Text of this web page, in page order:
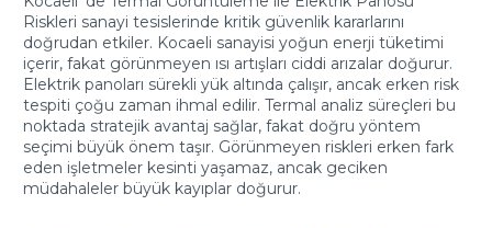
Riskleri sanayi tesislerinde kritik güvenlik kararlarını
doğrudan etkiler. Kocaeli sanayisi yoğun enerji tüketimi
içerir, fakat görünmeyen ısı artışları ciddi arızalar doğurur.
Elektrik panoları sürekli yük altında çalışır, ancak erken risk
tespiti çoğu zaman ihmal edilir. Termal analiz süreçleri bu
noktada stratejik avantaj sağlar, fakat doğru yöntem
seçimi büyük önem taşır. Görünmeyen riskleri erken fark
eden işletmeler kesinti yaşamaz, ancak geciken
müdahaleler büyük kayıplar doğurur.